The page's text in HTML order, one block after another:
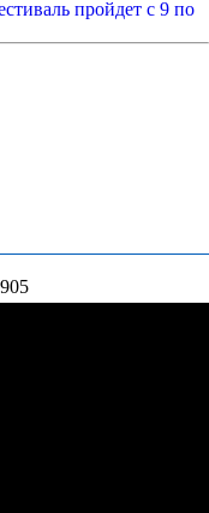
пройдет с 9 по